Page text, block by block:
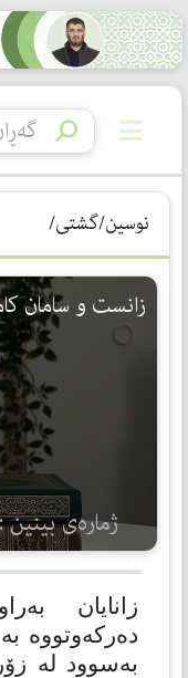
نوسین/گشتی/
زانست و سامان
ژمارەی بینین :
زانایان
دەركەوتووە
بەسوود لە